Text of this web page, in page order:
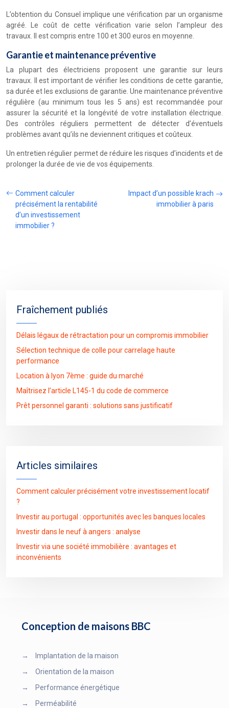
L’obtention du Consuel implique une vérification par un organisme
agréé. Le coût de cette vérification varie selon l’ampleur des
travaux. Il est compris entre 100 et 300 euros en moyenne.
Garantie et maintenance préventive
La plupart des électriciens proposent une garantie sur leurs
travaux. Il est important de vérifier les conditions de cette garantie,
sa durée et les exclusions de garantie. Une maintenance préventive
régulière (au minimum tous les 5 ans) est recommandée pour
assurer la sécurité et la longévité de votre installation électrique.
Des contrôles réguliers permettent de détecter d’éventuels
problèmes avant qu’ils ne deviennent critiques et coûteux.
Un entretien régulier permet de réduire les risques d’incidents et de
prolonger la durée de vie de vos équipements.
Comment calculer
précisément la rentabilité
d’un investissement
immobilier ?
Impact d’un possible krach
immobilier à paris
Fraîchement publiés
Délais légaux de rétractation pour un compromis immobilier
Sélection technique de colle pour carrelage haute
performance
Location à lyon 7ème : guide du marché
Maîtrisez l’article L145-1 du code de commerce
Prêt personnel garanti : solutions sans justificatif
Articles similaires
Comment calculer précisément votre investissement locatif
?
Investir au portugal : opportunités avec les banques locales
Investir dans le neuf à angers : analyse
Investir via une société immobilière : avantages et
inconvénients
Conception de maisons BBC
→
Implantation de la maison
→
Orientation de la maison
→
Performance énergétique
→
Perméabilité